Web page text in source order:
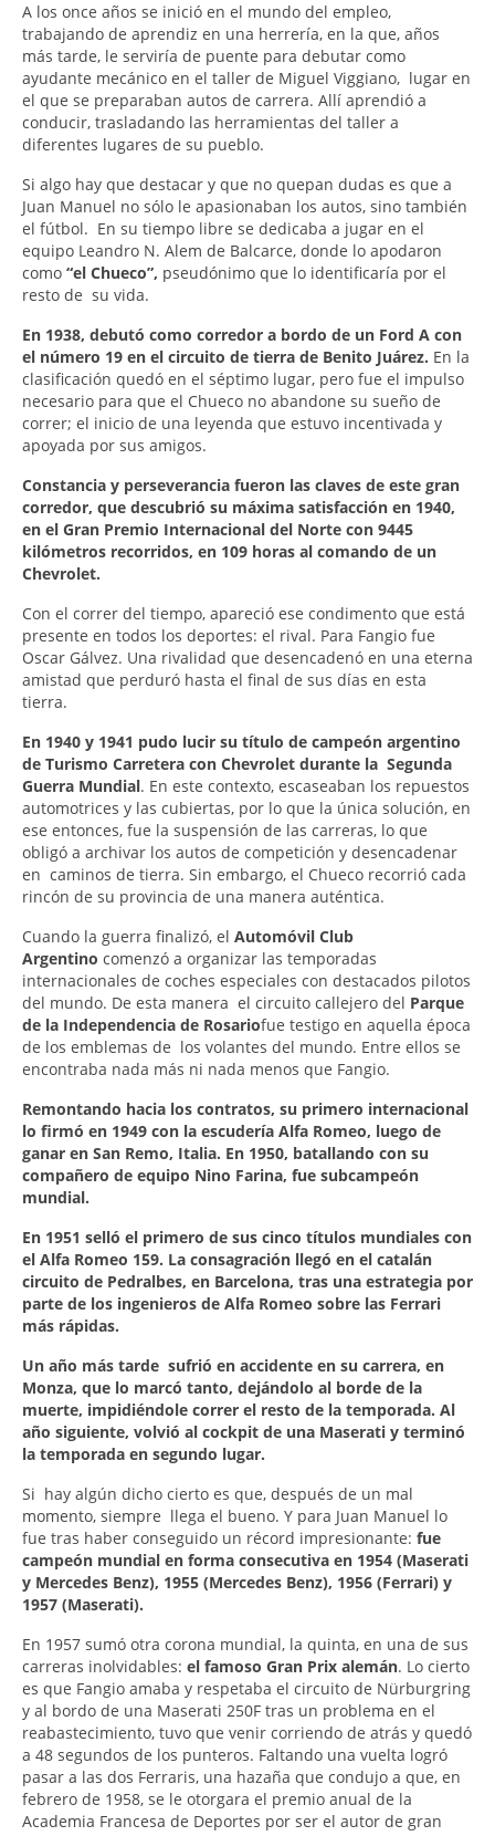
A los once años se inició en el mundo del empleo,
trabajando de aprendiz en una herrería, en la que, años
más tarde, le serviría de puente para debutar como
ayudante mecánico en el taller de Miguel Viggiano, lugar en
el que se preparaban autos de carrera. Allí aprendió a
conducir, trasladando las herramientas del taller a
diferentes lugares de su pueblo.
Si algo hay que destacar y que no quepan dudas es que a
Juan Manuel no sólo le apasionaban los autos, sino también
el fútbol. En su tiempo libre se dedicaba a jugar en el
equipo Leandro N. Alem de Balcarce, donde lo apodaron
como “el Chueco”, pseudónimo que lo identificaría por el
resto de su vida.
En 1938, debutó como corredor a bordo de un Ford A con
el número 19 en el circuito de tierra de Benito Juárez. En la
clasificación quedó en el séptimo lugar, pero fue el impulso
necesario para que el Chueco no abandone su sueño de
correr; el inicio de una leyenda que estuvo incentivada y
apoyada por sus amigos.
Constancia y perseverancia fueron las claves de este gran
corredor, que descubrió su máxima satisfacción en 1940,
en el Gran Premio Internacional del Norte con 9445
kilómetros recorridos, en 109 horas al comando de un
Chevrolet.
Con el correr del tiempo, apareció ese condimento que está
presente en todos los deportes: el rival. Para Fangio fue
Oscar Gálvez. Una rivalidad que desencadenó en una eterna
amistad que perduró hasta el final de sus días en esta
tierra.
En 1940 y 1941 pudo lucir su título de campeón argentino
de Turismo Carretera con Chevrolet durante la Segunda
Guerra Mundial. En este contexto, escaseaban los repuestos
automotrices y las cubiertas, por lo que la única solución, en
ese entonces, fue la suspensión de las carreras, lo que
obligó a archivar los autos de competición y desencadenar
en caminos de tierra. Sin embargo, el Chueco recorrió cada
rincón de su provincia de una manera auténtica.
Cuando la guerra finalizó, el Automóvil Club
Argentino comenzó a organizar las temporadas
internacionales de coches especiales con destacados pilotos
del mundo. De esta manera el circuito callejero del Parque
de la Independencia de Rosariofue testigo en aquella época
de los emblemas de los volantes del mundo. Entre ellos se
encontraba nada más ni nada menos que Fangio.
Remontando hacia los contratos, su primero internacional
lo firmó en 1949 con la escudería Alfa Romeo, luego de
ganar en San Remo, Italia. En 1950, batallando con su
compañero de equipo Nino Farina, fue subcampeón
mundial.
En 1951 selló el primero de sus cinco títulos mundiales con
el Alfa Romeo 159. La consagración llegó en el catalán
circuito de Pedralbes, en Barcelona, tras una estrategia por
parte de los ingenieros de Alfa Romeo sobre las Ferrari
más rápidas.
Un año más tarde sufrió en accidente en su carrera, en
Monza, que lo marcó tanto, dejándolo al borde de la
muerte, impidiéndole correr el resto de la temporada. Al
año siguiente, volvió al cockpit de una Maserati y terminó
la temporada en segundo lugar.
Si hay algún dicho cierto es que, después de un mal
momento, siempre llega el bueno. Y para Juan Manuel lo
fue tras haber conseguido un récord impresionante: fue
campeón mundial en forma consecutiva en 1954 (Maserati
y Mercedes Benz), 1955 (Mercedes Benz), 1956 (Ferrari) y
1957 (Maserati).
En 1957 sumó otra corona mundial, la quinta, en una de sus
carreras inolvidables: el famoso Gran Prix alemán. Lo cierto
es que Fangio amaba y respetaba el circuito de Nürburgring
y al bordo de una Maserati 250F tras un problema en el
reabastecimiento, tuvo que venir corriendo de atrás y quedó
a 48 segundos de los punteros. Faltando una vuelta logró
pasar a las dos Ferraris, una hazaña que condujo a que, en
febrero de 1958, se le otorgara el premio anual de la
Academia Francesa de Deportes por ser el autor de gran